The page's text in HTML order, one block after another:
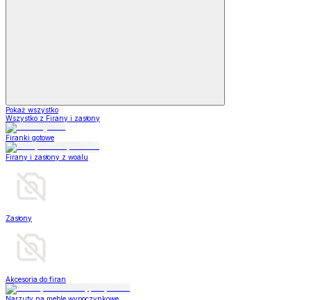
Pokaż wszystko
Wszystko z Firany i zasłony
Firanki gotowe
Firany i zasłony z woalu
Zasłony
Akcesoria do firan